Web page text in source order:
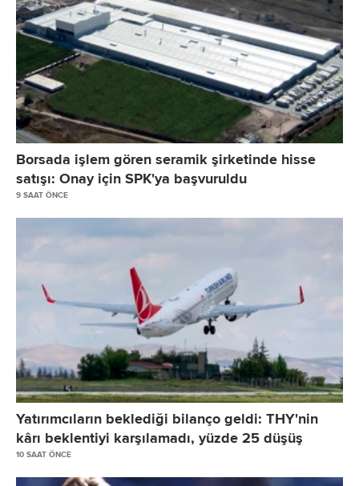
Karşılıklı İştirak Sermaye Düzeltmesi (-)
Paylara İlişkin Primler/İskontolar
Kar veya Zararda Yeniden Sınıflandırılmayacak Birikmiş Diğer Kapsamlı
- Yeniden Değerleme ve Ölçüm Kazanç/Kayıpları
- Diğer Kazanç/Kayıplar
Kar veya Zararda Yeniden Sınıflandırılacak Birikmiş Diğer Kapsamlı Gelirler
- Yabancı Para Çevirim Farkları
- Riskten Korunma Kazanç/Kayıpları
- Yeniden Değerleme ve Sınıflandırma Kazanç/Kayıpları
Geçmiş Yıllar Karları/Zararları
Net Dönem Karı/Zararı
KONTROL GÜCÜ OLMAYAN PAYLAR
TOPLAM KAYNAKLAR
Borsada işlem gören seramik şirketinde hisse
satışı: Onay için SPK'ya başvuruldu
9 SAAT ÖNCE
Yatırımcıların beklediği bilanço geldi: THY'nin
kârı beklentiyi karşılamadı, yüzde 25 düşüş
10 SAAT ÖNCE